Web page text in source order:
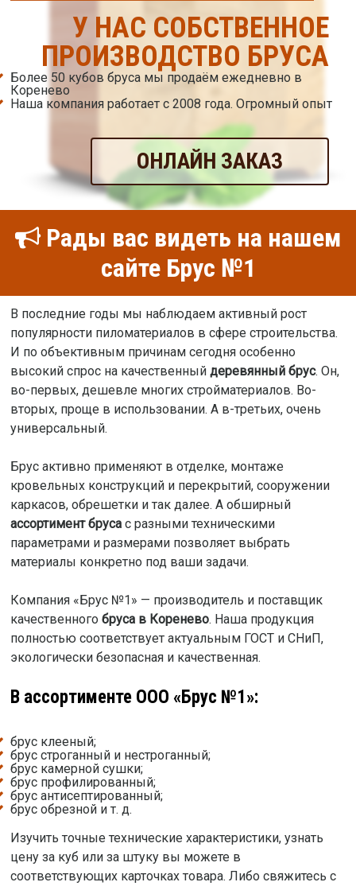
У НАС СОБСТВЕННОЕ
ПРОИЗВОДСТВО БРУСА
Более 50 кубов бруса мы продаём ежедневно в
Коренево
Наша компания работает с 2008 года. Огромный опыт
ОНЛАЙН ЗАКАЗ
Рады вас видеть на нашем
сайте Брус №1
В последние годы мы наблюдаем активный рост
популярности пиломатериалов в сфере строительства.
И по объективным причинам сегодня особенно
высокий спрос на качественный деревянный брус. Он,
во-первых, дешевле многих стройматериалов. Во-
вторых, проще в использовании. А в-третьих, очень
универсальный.
Брус активно применяют в отделке, монтаже
кровельных конструкций и перекрытий, сооружении
каркасов, обрешетки и так далее. А обширный
ассортимент брусас разными техническими
параметрами и размерами позволяет выбрать
материалы конкретно под ваши задачи.
Компания «Брус №1» — производитель и поставщик
качественного бруса в Коренево. Наша продукция
полностью соответствует актуальным ГОСТ и СНиП,
экологически безопасная и качественная.
В ассортименте ООО «Брус №1»:
брус клееный;
брус строганный и нестроганный;
брус камерной сушки;
брус профилированный;
брус антисептированный;
брус обрезной и т. д.
Изучить точные технические характеристики, узнать
цену за куб или за штуку вы можете в
соответствующих карточках товара. Либо свяжитесь с